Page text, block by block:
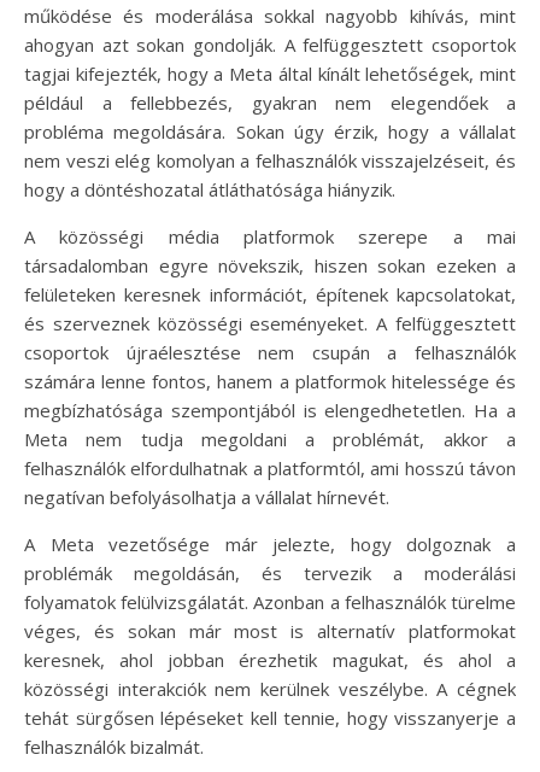
működése és moderálása sokkal nagyobb kihívás, mint
ahogyan azt sokan gondolják. A felfüggesztett csoportok
tagjai kifejezték, hogy a Meta által kínált lehetőségek, mint
például a fellebbezés, gyakran nem elegendőek a
probléma megoldására. Sokan úgy érzik, hogy a vállalat
nem veszi elég komolyan a felhasználók visszajelzéseit, és
hogy a döntéshozatal átláthatósága hiányzik.
A közösségi média platformok szerepe a mai
társadalomban egyre növekszik, hiszen sokan ezeken a
felületeken keresnek információt, építenek kapcsolatokat,
és szerveznek közösségi eseményeket. A felfüggesztett
csoportok újraélesztése nem csupán a felhasználók
számára lenne fontos, hanem a platformok hitelessége és
megbízhatósága szempontjából is elengedhetetlen. Ha a
Meta nem tudja megoldani a problémát, akkor a
felhasználók elfordulhatnak a platformtól, ami hosszú távon
negatívan befolyásolhatja a vállalat hírnevét.
A Meta vezetősége már jelezte, hogy dolgoznak a
problémák megoldásán, és tervezik a moderálási
folyamatok felülvizsgálatát. Azonban a felhasználók türelme
véges, és sokan már most is alternatív platformokat
keresnek, ahol jobban érezhetik magukat, és ahol a
közösségi interakciók nem kerülnek veszélybe. A cégnek
tehát sürgősen lépéseket kell tennie, hogy visszanyerje a
felhasználók bizalmát.